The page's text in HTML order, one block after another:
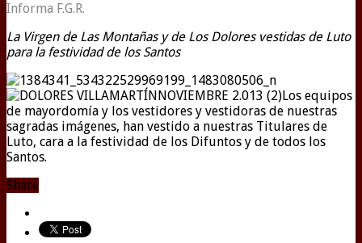
Informa F.G.R.
La Virgen de Las Montañas y de Los Dolores vestidas de Luto
para la festividad de los Santos
Los equipos
de mayordomía y los vestidores y vestidoras de nuestras
sagradas imágenes, han vestido a nuestras Titulares de
Luto, cara a la festividad de los Difuntos y de todos los
Santos.
Share